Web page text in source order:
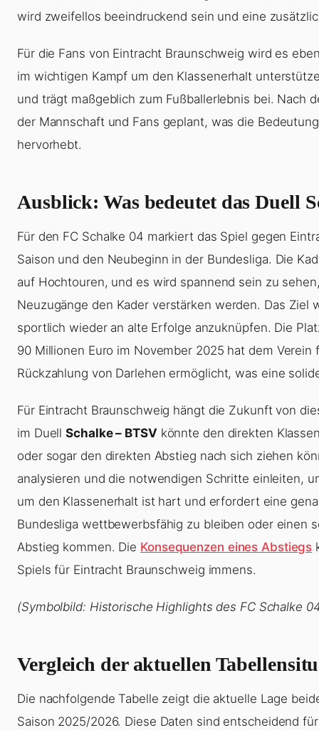
wird zweifellos beeindruckend sein und eine
Für die Fans von Eintracht Braunschweig wird es
im wichtigen Kampf um den Klassenerhalt
und trägt maßgeblich zum Fußballerlebnis bei. Nach
der Mannschaft und Fans geplant, was die
hervorhebt.
Ausblick: Was bedeutet das Duell
Für den FC Schalke 04 markiert das Spiel gegen
Saison und den Neubeginn in der Bundesliga. Die
auf Hochtouren, und es wird spannend sein zu
Neuzugänge den Kader verstärken werden. Das
sportlich wieder an alte Erfolge anzuknüpfen. Die
90 Millionen Euro im November 2025 hat dem
Rückzahlung von Darlehen ermöglicht, was eine
Für Eintracht Braunschweig hängt die Zukunft von
im DuellSchalke – BTSV könnte den direkten
oder sogar den direkten Abstieg nach sich ziehen
analysieren und die notwendigen Schritte einleiten,
um den Klassenerhalt ist hart und erfordert eine
Bundesliga wettbewerbsfähig zu bleiben oder einen
Abstieg kommen. Die Konsequenzen eines Abstiegs
Spiels für Eintracht Braunschweig immens.
(Symbolbild: Historische Highlights des FC Schalke
Vergleich der aktuellen
Die nachfolgende Tabelle zeigt die aktuelle Lage
Saison 2025/2026. Diese Daten sind entscheidend